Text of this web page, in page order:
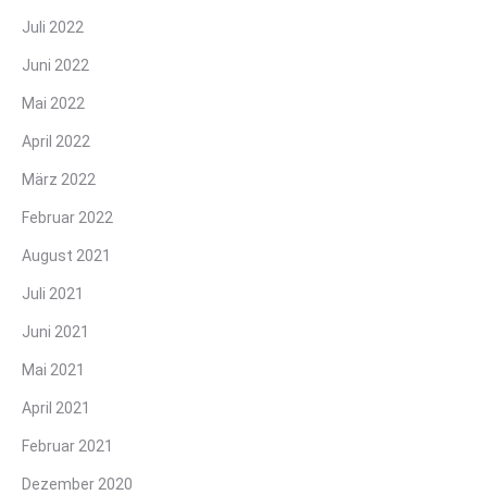
Juli 2022
Juni 2022
Mai 2022
April 2022
März 2022
Februar 2022
August 2021
Juli 2021
Juni 2021
Mai 2021
April 2021
Februar 2021
Dezember 2020